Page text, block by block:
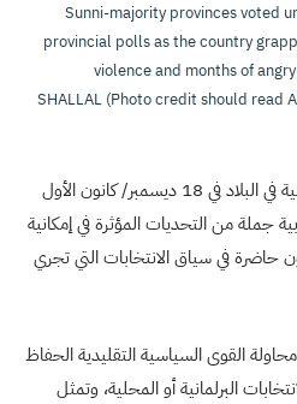
Sunni-majority provinces voted
provincial polls as the country
violence and months of
SHALLAL (Photo credit should read
يستعد العراق لإجراء انتخابات محلية في البلاد في 18 ديسمبر/ كانون الأول
جملة من التحديات المؤثرة في إمكانية
حاضرة في سياق الانتخابات التي تجري
القوى السياسية التقليدية الحفاظ
البرلمانية أو المحلية، وتمثل